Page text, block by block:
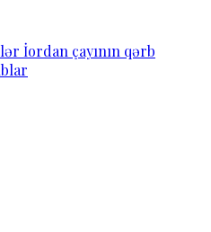
İordan çayının qərb